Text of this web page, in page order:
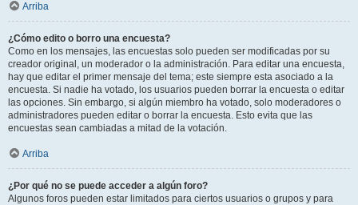
Arriba
¿Cómo edito o borro una encuesta?
Como en los mensajes, las encuestas solo pueden ser modificadas por su
creador original, un moderador o la administración. Para editar una encuesta,
hay que editar el primer mensaje del tema; este siempre esta asociado a la
encuesta. Si nadie ha votado, los usuarios pueden borrar la encuesta o editar
las opciones. Sin embargo, si algún miembro ha votado, solo moderadores o
administradores pueden editar o borrar la encuesta. Esto evita que las
encuestas sean cambiadas a mitad de la votación.
Arriba
¿Por qué no se puede acceder a algún foro?
Algunos foros pueden estar limitados para ciertos usuarios o grupos y para